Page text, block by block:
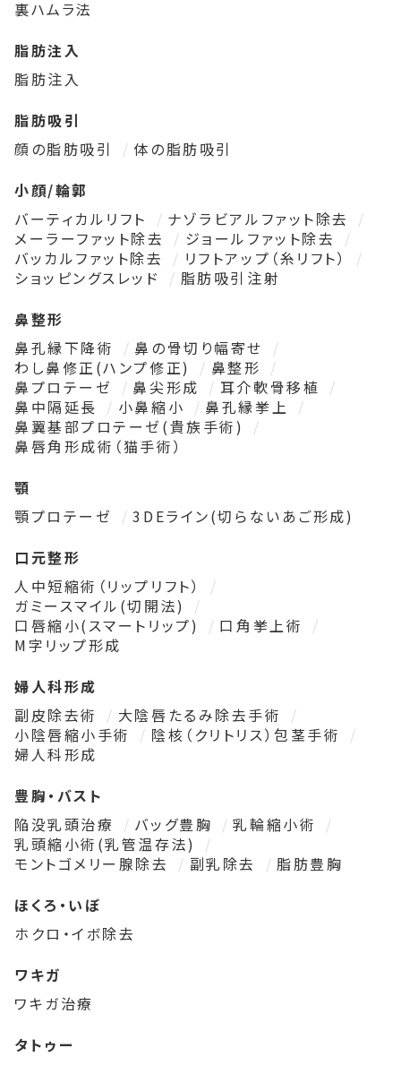
裏ハムラ法
脂肪注入
脂肪注入
脂肪吸引
顔の脂肪吸引
体の脂肪吸引
小顔/輪郭
バーティカルリフト
ナゾラビアルファット除去
メーラーファット除去
ジョールファット除去
バッカルファット除去
リフトアップ（糸リフト）
ショッピングスレッド
脂肪吸引注射
鼻整形
鼻孔縁下降術
鼻の骨切り幅寄せ
わし鼻修正(ハンプ修正)
鼻整形
鼻プロテーゼ
鼻尖形成
耳介軟骨移植
鼻中隔延長
小鼻縮小
鼻孔縁挙上
鼻翼基部プロテーゼ(貴族手術)
鼻唇角形成術（猫手術）
顎
顎プロテーゼ
3DEライン(切らないあご形成)
口元整形
人中短縮術（リップリフト）
ガミースマイル(切開法)
口唇縮小(スマートリップ)
口角挙上術
M字リップ形成
婦人科形成
副皮除去術
大陰唇たるみ除去手術
小陰唇縮小手術
陰核（クリトリス）包茎手術
婦人科形成
豊胸・バスト
陥没乳頭治療
バッグ豊胸
乳輪縮小術
乳頭縮小術(乳管温存法)
モントゴメリー腺除去
副乳除去
脂肪豊胸
ほくろ・いぼ
ホクロ・イボ除去
ワキガ
ワキガ治療
タトゥー